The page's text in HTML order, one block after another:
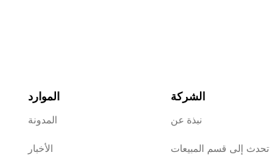
الموارد
المدونة
الأخبار
الشركة
نبذة عن
تحدث إلى قسم المبيعات